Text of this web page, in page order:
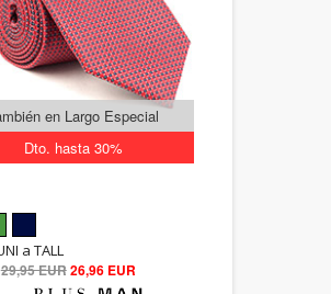
Dto. hasta 30%
en Largo Especial
5.00
out of 5
a TALL
29,95 EUR26,96 EUR